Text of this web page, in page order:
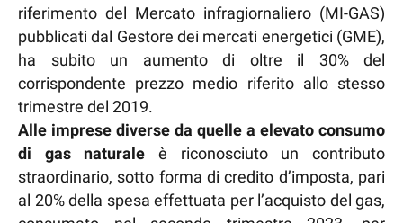
riferimento del Mercato infragiornaliero (MI-GAS)
pubblicati dal Gestore dei mercati energetici (GME),
ha subito un aumento di oltre il 30% del
corrispondente prezzo medio riferito allo stesso
trimestre del 2019.
Alle imprese diverse da quelle a elevato consumo
di gas naturale è riconosciuto un contributo
straordinario, sotto forma di credito d’imposta, pari
al 20% della spesa effettuata per l’acquisto del gas,